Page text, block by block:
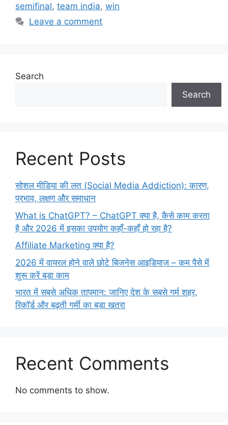
semifinal, team india, win
Leave a comment
Search
Search
Recent Posts
सोशल मीडिया की लत (Social Media Addiction): कारण,
प्रभाव, लक्षण और समाधान
What is ChatGPT? – ChatGPT क्या है, कैसे काम करता
है और 2026 में इसका उपयोग कहाँ-कहाँ हो रहा है?
Affiliate Marketing क्या है?
2026 में वायरल होने वाले छोटे बिजनेस आइडियाज – कम पैसे में
शुरू करें बड़ा काम
भारत में सबसे अधिक तापमान: जानिए देश के सबसे गर्म शहर,
रिकॉर्ड और बढ़ती गर्मी का बड़ा खतरा
Recent Comments
No comments to show.